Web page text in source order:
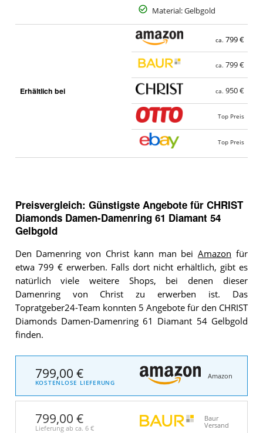
Material: Gelbgold
Erhältlich bei
ca. 799 €
ca. 799 €
ca. 950 €
Top Preis
Top Preis
Preisvergleich: Günstigste Angebote für CHRIST
Diamonds Damen-Damenring 61 Diamant 54
Gelbgold
Den Damenring von Christ kann man beiAmazon für
etwa 799 € erwerben. Falls dort nicht erhältlich, gibt es
natürlich viele weitere Shops, bei denen dieser
Damenring von Christ zu erwerben ist. Das
Topratgeber24-Team konnten 5 Angebote für den CHRIST
Diamonds Damen-Damenring 61 Diamant 54 Gelbgold
finden.
799,00 €
KOSTENLOSE LIEFERUNG
Amazon
799,00 €
Lieferung ab ca. 6 €
Baur
Versand